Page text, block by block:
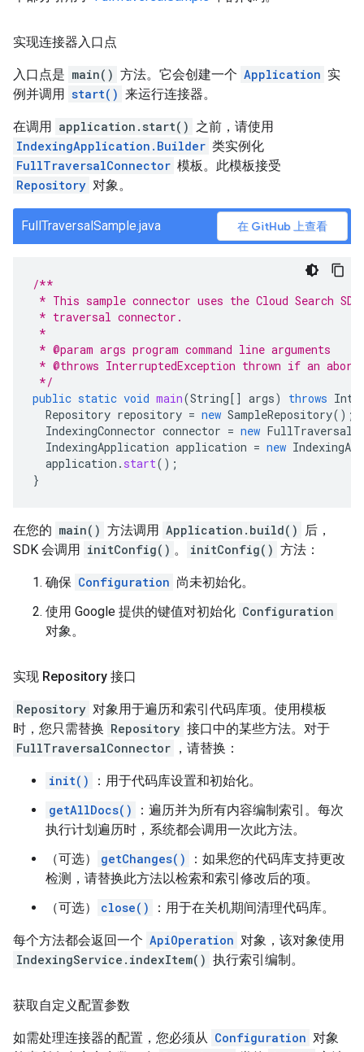
实现连接器入口点
入口点是 main() 方法。它会创建一个 Application 实
例并调用 start() 来运行连接器。
在调用 application.start() 之前，请使用
IndexingApplication.Builder 类实例化
FullTraversalConnector 模板。此模板接受
Repository 对象。
FullTraversalSample.java 在 GitHub 上查看
/**
* This sample connector uses the Cloud Search
* traversal connector.
*
* @param args program command line arguments
* @throws InterruptedException thrown if an
*/
public static void main(String[] args) throws
Repository repository = new SampleRepository();
IndexingConnector connector = new
IndexingApplication application = new
application . start();
}
在您的 main() 方法调用 Application.build()
后，
SDK 会调用 initConfig() 。 initConfig() 方法：
确保 Configuration 尚未初始化。
使用 Google 提供的键值对初始化 Configuration
对象。
实现 Repository 接口
Repository 对象用于遍历和索引代码库项。使用模板
时，您只需替换 Repository 接口中的某些方法。对于
FullTraversalConnector ，请替换：
init()
：用于代码库设置和初始化。
getAllDocs()
：遍历并为所有内容编制索引。每次
执行计划遍历时，系统都会调用一次此方法。
（可选）
getChanges()
：如果您的代码库支持更改
检测，请替换此方法以检索和索引修改后的项。
（可选）
close() ：用于在关机期间清理代码库。
每个方法都会返回一个 ApiOperation 对象，该对象使用
IndexingService.indexItem() 执行索引编制。
获取自定义配置参数
如需处理连接器的配置，您必须从 Configuration 对象